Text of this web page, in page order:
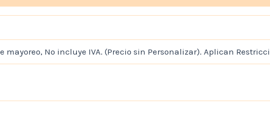
mayoreo, No incluye IVA. (Precio sin Personalizar). Aplican